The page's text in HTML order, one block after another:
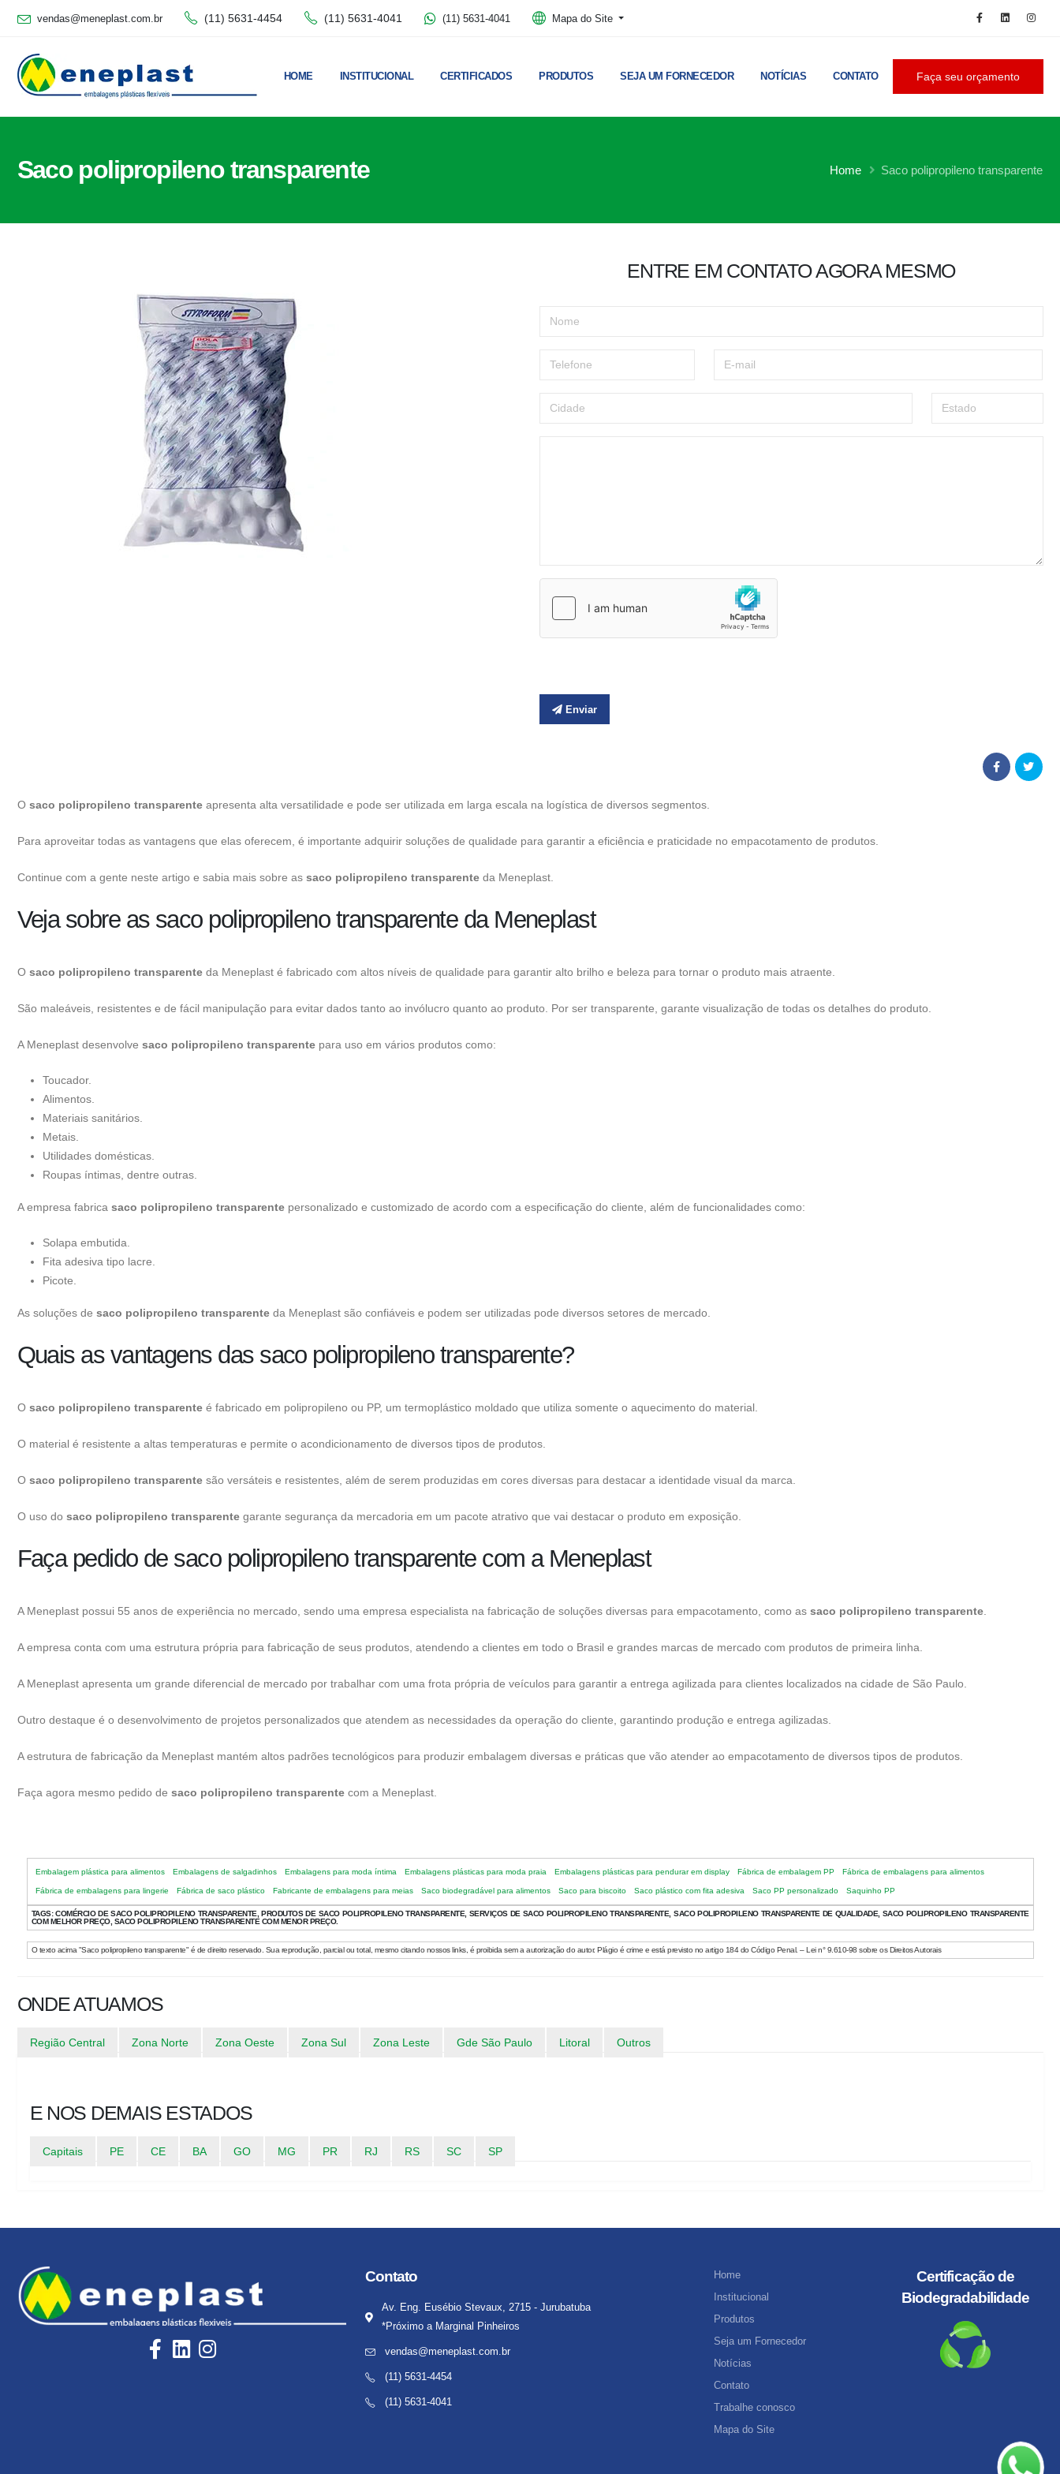
vendas@meneplast.com.br (11) 5631-4454 (11) 5631-4041 (11) 5631-4041 Mapa do Site
HOME INSTITUCIONAL CERTIFICADOS PRODUTOS SEJA UM FORNECEDOR NOTÍCIAS CONTATO Faça seu orçamento
Saco polipropileno transparente Home Saco polipropileno transparente
ENTRE EM CONTATO AGORA MESMO
Enviar
O saco polipropileno transparenteapresenta alta versatilidade e pode ser utilizada em larga escala na logística de diversos segmentos.
Para aproveitar todas as vantagens que elas oferecem, é importante adquirir soluções de qualidade para garantir a eficiência e praticidade no empacotamento de produtos.
Continue com a gente neste artigo e sabia mais sobre as saco polipropileno transparenteda Meneplast.
Veja sobre as saco polipropileno transparente da Meneplast
O saco polipropileno transparenteda Meneplast é fabricado com altos níveis de qualidade para garantir alto brilho e beleza para tornar o produto mais atraente.
São maleáveis, resistentes e de fácil manipulação para evitar dados tanto ao invólucro quanto ao produto. Por ser transparente, garante visualização de todas os detalhes do produto.
A Meneplast desenvolve saco polipropileno transparentepara uso em vários produtos como:
Toucador.
Alimentos.
Materiais sanitários.
Metais.
Utilidades domésticas.
Roupas íntimas, dentre outras.
A empresa fabrica saco polipropileno transparentepersonalizado e customizado de acordo com a especificação do cliente, além de funcionalidades como:
Solapa embutida.
Fita adesiva tipo lacre.
Picote.
As soluções de saco polipropileno transparenteda Meneplast são confiáveis e podem ser utilizadas pode diversos setores de mercado.
Quais as vantagens das saco polipropileno transparente?
O saco polipropileno transparenteé fabricado em polipropileno ou PP, um termoplástico moldado que utiliza somente o aquecimento do material.
O material é resistente a altas temperaturas e permite o acondicionamento de diversos tipos de produtos.
O saco polipropileno transparentesão versáteis e resistentes, além de serem produzidas em cores diversas para destacar a identidade visual da marca.
O uso do saco polipropileno transparentegarante segurança da mercadoria em um pacote atrativo que vai destacar o produto em exposição.
Faça pedido de saco polipropileno transparente com a Meneplast
A Meneplast possui 55 anos de experiência no mercado, sendo uma empresa especialista na fabricação de soluções diversas para empacotamento, como as saco polipropileno transparente.
A empresa conta com uma estrutura própria para fabricação de seus produtos, atendendo a clientes em todo o Brasil e grandes marcas de mercado com produtos de primeira linha.
A Meneplast apresenta um grande diferencial de mercado por trabalhar com uma frota própria de veículos para garantir a entrega agilizada para clientes localizados na cidade de São Paulo.
Outro destaque é o desenvolvimento de projetos personalizados que atendem as necessidades da operação do cliente, garantindo produção e entrega agilizadas.
A estrutura de fabricação da Meneplast mantém altos padrões tecnológicos para produzir embalagem diversas e práticas que vão atender ao empacotamento de diversos tipos de produtos.
Faça agora mesmo pedido de saco polipropileno transparentecom a Meneplast.
Embalagem plástica para alimentos Embalagens de salgadinhos Embalagens para moda íntima Embalagens plásticas para moda praia Embalagens plásticas para pendurar em display Fábrica de embalagem PP Fábrica de embalagens para alimentos
Fábrica de embalagens para lingerie Fábrica de saco plástico Fabricante de embalagens para meias Saco biodegradável para alimentos Saco para biscoito Saco plástico com fita adesiva Saco PP personalizado Saquinho PP
TAGS:COMÉRCIO DE SACO POLIPROPILENO TRANSPARENTE, PRODUTOS DE SACO POLIPROPILENO TRANSPARENTE, SERVIÇOS DE SACO POLIPROPILENO TRANSPARENTE, SACO POLIPROPILENO TRANSPARENTE DE QUALIDADE, SACO POLIPROPILENO TRANSPARENTE
COM MELHOR PREÇO, SACO POLIPROPILENO TRANSPARENTE COM MENOR PREÇO.
O texto acima "Saco polipropileno transparente" é de direito reservado. Sua reprodução, parcial ou total, mesmo citando nossos links, é proibida sem a autorização do autor. Plágio é crime e está previsto no artigo 184 do Código Penal. – Lei n° 9.610-98 sobre os Direitos Autorais
ONDE ATUAMOS
Região Central Zona Norte Zona Oeste Zona Sul Zona Leste Gde São Paulo Litoral Outros
E NOS DEMAIS ESTADOS
Capitais PE CE BA GO MG PR RJ RS SC SP
Contato
Av. Eng. Eusébio Stevaux, 2715 - Jurubatuba
*Próximo a Marginal Pinheiros
vendas@meneplast.com.br
(11) 5631-4454
(11) 5631-4041
Home
Institucional
Produtos
Seja um Fornecedor
Notícias
Contato
Trabalhe conosco
Mapa do Site
Certificação de
Biodegradabilidade